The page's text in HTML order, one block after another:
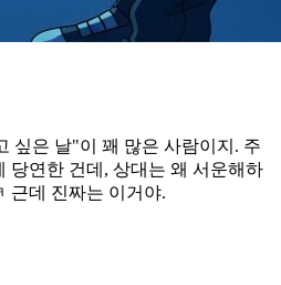
싶은 날"이 꽤 많은 사람이지. 주
당연한 건데, 상대는 왜 서운해하
근데 진짜는 이거야.